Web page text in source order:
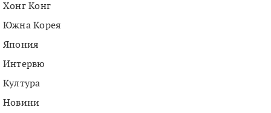
Хонг Конг
Южна Корея
Япония
Интервю
Култура
Новини